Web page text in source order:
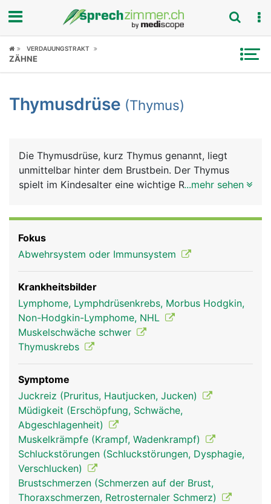
Fokus
Symptome
News
Rubriken
VERDAUUNGSTRAKT
ZÄHNE
Thymusdrüse (Thymus)
Die Thymusdrüse, kurz Thymus genannt, liegt
unmittelbar hinter dem Brustbein. Der Thymus
spielt im Kindesalter eine wichtige Rolle bei der
danach verkümmert er im Laufe des Lebens und
liegt im Alter nur noch als kleiner Geweberest vor.
Der Thymus ist wesentlich für den Aufbau und die
Prägung der körpereigenen Abwehr
(Immunsystem) verantwortlich. In ihm werden
bestimmte Abwehrzellen - die T-Lymphozyten, die
zu den weissen Blutkörperchen gehören -
produziert und auf ihre Aufgabe vorbereitet.
Knochenmark, die Lymphknoten und die Milz. Der
Thymus produziert ausserdem Thymushormone,
die unter anderem das Körperwachstum, den
Knochenstoffwechsel und den Energiehaushalt
unterstützen. Schon den alten Griechen war
bekannt, dass die Thymusdrüse die
"Lebensenergie" steuert: Das griechische Wort
"thymos" bedeutet Lebensenergie.
...mehr sehen
Fokus
Abwehrsystem oder Immunsystem
Krankheitsbilder
Lymphome, Lymphdrüsenkrebs, Morbus Hodgkin,
Non-Hodgkin-Lymphome, NHL
Muskelschwäche schwer
Thymuskrebs
Symptome
Juckreiz (Pruritus, Hautjucken, Jucken)
Müdigkeit (Erschöpfung, Schwäche,
Abgeschlagenheit)
Muskelkrämpfe (Krampf, Wadenkrampf)
Schluckstörungen (Schluckstörungen, Dysphagie,
Verschlucken)
Brustschmerzen (Schmerzen auf der Brust,
Thoraxschmerzen, Retrosternaler Schmerz)